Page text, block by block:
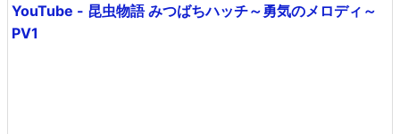
YouTube - 昆虫物語 みつばちハッチ～勇気のメロディ～
PV1